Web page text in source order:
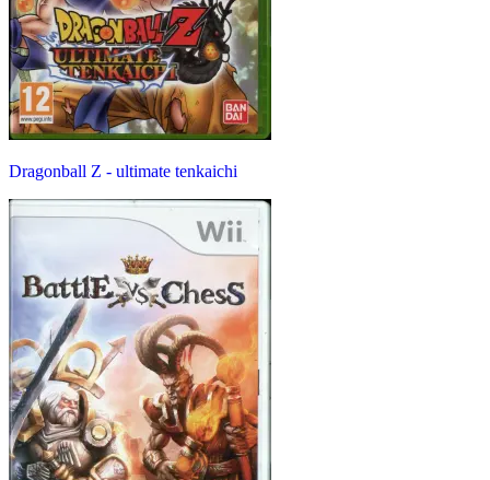
Dragonball Z - ultimate tenkaichi